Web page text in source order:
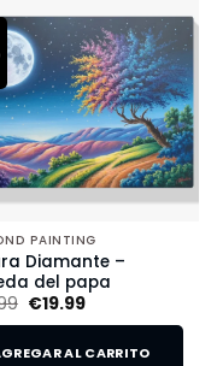
PAINTING
Diamante –
del papa
€19.99
AL CARRITO